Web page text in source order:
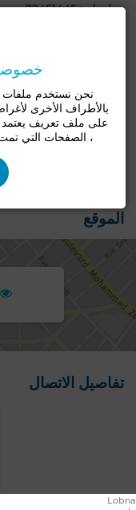
معلومات: 22451445
مكتب
قديم
الموقع
تفاصيل الاتصال
Lobna
نحن نستخدم ملفات
بالأطراف الأخرى
على ملف تعريف يعتمد
، الصفحات التي تمت